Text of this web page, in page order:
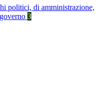
politici, di amministrazione,
3